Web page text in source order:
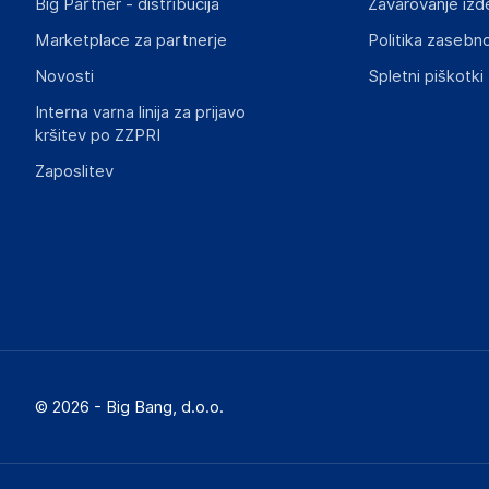
Big Partner - distribucija
Marketplace za partnerje
Novosti
Interna varna linija za prijavo
kršitev po ZZPRI
Zaposlitev
Zavarovanje
Politika
Spletni piškotki
© 2026 - Big Bang, d.o.o.